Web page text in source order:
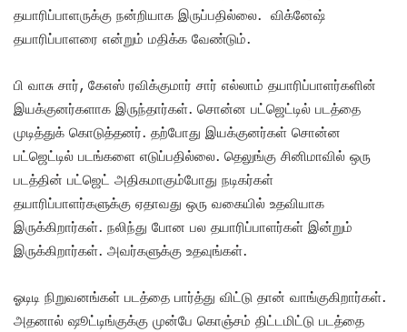
தயாரிப்பாளருக்கு நன்றியாக இருப்பதில்லை. விக்னேஷ்
தயாரிப்பாளரை என்றும் மதிக்க வேண்டும்.
பி வாசு சார், கேஎஸ் ரவிக்குமார் சார் எல்லாம் தயாரிப்பாளர்களின்
இயக்குனர்களாக இருந்தார்கள். சொன்ன பட்ஜெட்டில் படத்தை
முடித்துக் கொடுத்தனர். தற்போது இயக்குனர்கள் சொன்ன
பட்ஜெட்டில் படங்களை எடுப்பதில்லை. தெலுங்கு சினிமாவில் ஒரு
படத்தின் பட்ஜெட் அதிகமாகும்போது நடிகர்கள்
தயாரிப்பாளர்களுக்கு ஏதாவது ஒரு வகையில் உதவியாக
இருக்கிறார்கள். நலிந்து போன பல தயாரிப்பாளர்கள் இன்றும்
இருக்கிறார்கள். அவர்களுக்கு உதவுங்கள்.
ஓடிடி நிறுவனங்கள் படத்தை பார்த்து விட்டு தான் வாங்குகிறார்கள்.
அதனால் ஷூட்டிங்குக்கு முன்பே கொஞ்சம் திட்டமிட்டு படத்தை